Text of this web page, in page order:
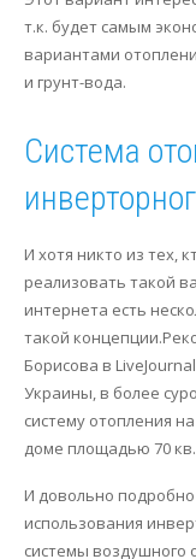
Сервис
Осушение
Отопление
т.к. будет самым
вариантами
и грунт-вода.
Система
И хотя никто из тех,
реализовать такой
интернета есть
такой
Борисова в
Украины, в более
систему отопления
доме площадью 70
И довольно
использования
системы воздушного